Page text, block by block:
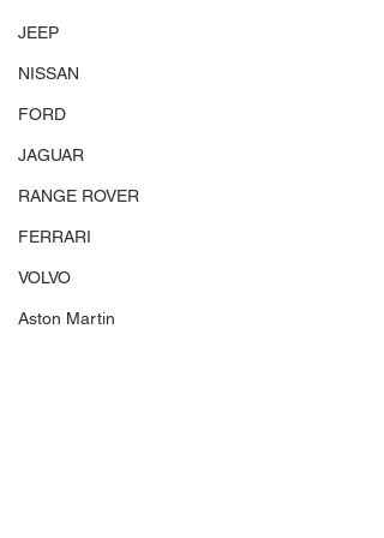
JEEP
NISSAN
FORD
JAGUAR
RANGE ROVER
FERRARI
VOLVO
Aston Martin